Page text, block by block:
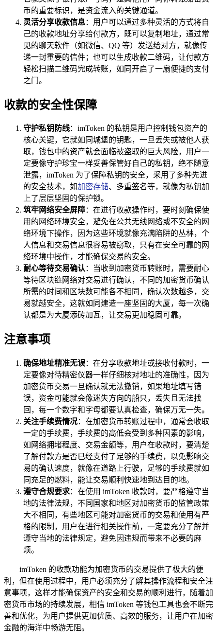
币的重要标识，是资金流入的关键通道。
灵活分享收款信息：用户可以通过多种灵活的方式将自
己的收款地址分享给付款方，既可以复制地址，通过常
见的聊天软件（如微信、QQ 等）发送给对方，就像传
递一封重要的信件；也可以生成收款二维码，让付款方
轻松扫描二维码完成转账，如同开启了一扇便捷的支付
之门。
收款的安全性保障
守护私钥防线：imToken 的私钥是用户控制钱包资产的
核心关键，它就如同城堡的钥匙，一旦丢失或被他人获
取，钱包中的资产就会面临被盗取的巨大风险，用户一
定要像守护珍宝一样妥善保管好自己的私钥，绝不随意
泄露，imToken 为了保障私钥的安全，采用了多种先进
的安全技术，如加密存储、多重签名等，就像为私钥加
上了层层坚固的保护锁。
筑牢网络安全屏障：在进行收款操作时，要时刻确保使
用的网络环境安全，避免在公共无线网络或不安全的网
络环境下操作，因为这些环境就像充满陷阱的丛林，个
人信息和交易信息很容易被窃取，只有在安全可靠的网
络环境中操作，才能确保交易的安全。
耐心等待交易确认：当收到加密货币转账时，需要耐心
等待区块链网络对交易进行确认，不同的加密货币确认
所需的时间和区块数可能各不相同，确认次数越多，交
易就越安全，这就如同建造一座坚固的大厦，每一次确
认都是为大厦添砖加瓦，让交易更加稳固可靠。
注意事项
确保地址精准无误：在分享收款地址或接收付款时，一
定要像对待精密仪器一样仔细核对地址的准确性，因为
加密货币交易一旦确认就无法撤销，如果地址填写错
误，资金可能就会像迷失方向的船只，丢失且无法找
回，每一个数字和字母都要认真检查，确保万无一失。
关注手续费情况：在加密货币转账过程中，通常会收取
一定的手续费，手续费的高低会受到多种因素的影响，
如网络拥堵程度、交易金额等，用户在收款时，要清楚
了解付款方是否已经支付了足够的手续费，以免影响交
易的确认速度，就像在道路上行驶，足够的手续费就如
同充足的燃料，能让交易顺利快速地到达目的地。
遵守合规要求：在使用 imToken 收款时，要严格遵守当
地的法律法规，不同国家和地区对加密货币的监管政策
大不相同，有些地区可能对加密货币的交易和使用有严
格的限制，用户在进行相关操作前，一定要充分了解并
遵守当地的法律规定，避免因违规而带来不必要的麻
烦。
imToken 的收款功能为加密货币的交易提供了极大的便
利，但在使用过程中，用户必须充分了解其操作流程和安全注
意事项，这样才能确保资产的安全和交易的顺利进行，随着加
密货币市场的持续发展，相信 imToken 等钱包工具也会不断完
善和优化，为用户提供更加优质、高效的服务，让用户在加密
金融的海洋中畅游无阻。